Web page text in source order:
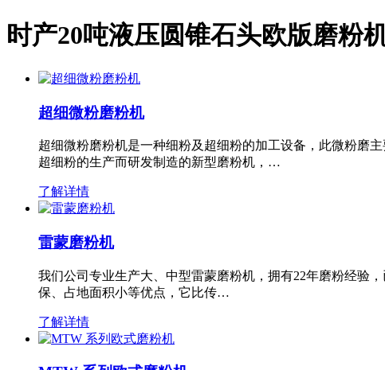
时产20吨液压圆锥石头欧版磨粉
超细微粉磨粉机
超细微粉磨粉机是一种细粉及超细粉的加工设备，此微粉磨
超细粉的生产而研发制造的新型磨粉机，…
了解详情
雷蒙磨粉机
我们公司专业生产大、中型雷蒙磨粉机，拥有22年磨粉经验
保、占地面积小等优点，它比传…
了解详情